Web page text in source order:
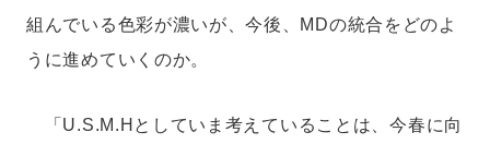
組んでいる色彩が濃いが、今後、MDの統合をどのよ
うに進めていくのか。
「U.S.M.Hとしていま考えていることは、今春に向